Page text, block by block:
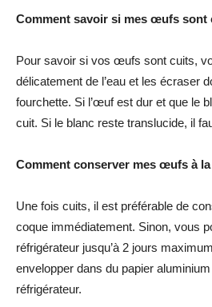
Comment savoir si mes œufs sont
Pour savoir si vos œufs sont cuits,
délicatement de l’eau et les écraser
fourchette. Si l’œuf est dur et que le
cuit. Si le blanc reste translucide, il
Comment conserver mes œufs à
Une fois cuits, il est préférable de
coque immédiatement. Sinon, vous
réfrigérateur jusqu’à 2 jours
envelopper dans du papier
réfrigérateur.